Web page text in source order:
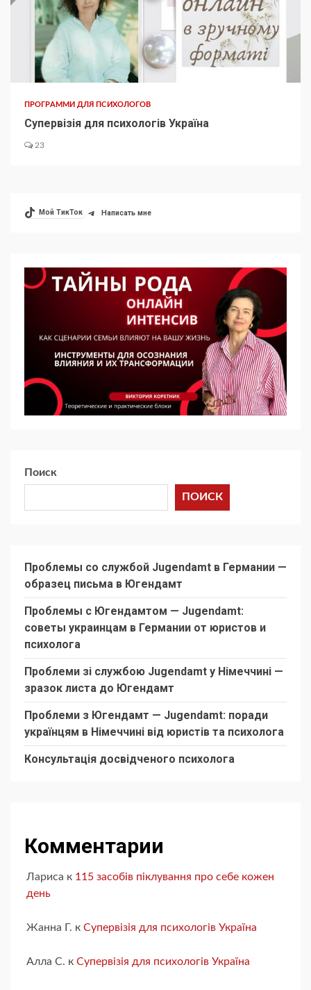
ПРОГРАММИ ДЛЯ ПСИХОЛОГОВ
Супервізія для психологів Україна
23
Мой ТикТок Написать мне
Поиск
ПОИСК
Проблемы со службой Jugendamt в Германии —
образец письма в Югендамт
Проблемы с Югендамтом — Jugendamt:
советы украинцам в Германии от юристов и
психолога
Проблеми зі службою Jugendamt у Німеччині —
зразок листа до Югендамт
Проблеми з Югендамт — Jugendamt: поради
українцям в Німеччині від юристів та психолога
Консультація досвідченого психолога
Комментарии
Лариса к 115 засобів піклування про себе кожен
день
Жанна Г. к Супервізія для психологів Україна
Алла С. к Супервізія для психологів Україна